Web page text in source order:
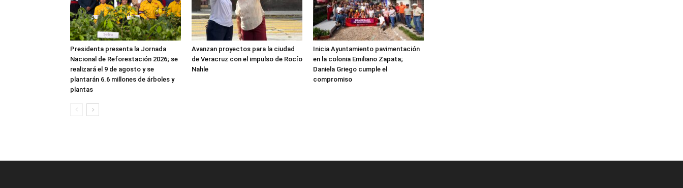
Presidenta presenta la Jornada
Nacional de Reforestación 2026; se
realizará el 9 de agosto y se
plantarán 6.6 millones de árboles y
plantas
Avanzan proyectos para la ciudad
de Veracruz con el impulso de Rocío
Nahle
Inicia Ayuntamiento pavimentación
en la colonia Emiliano Zapata;
Daniela Griego cumple el
compromiso